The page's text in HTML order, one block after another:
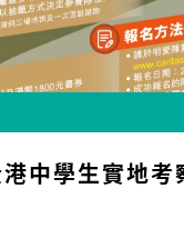
中學生實地考